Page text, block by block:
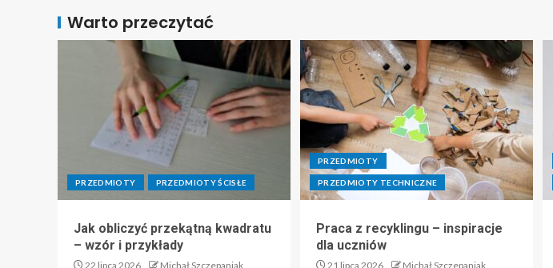
Warto przeczytać
PRZEDMIOTY PRZEDMIOTY ŚCISŁE
Jak obliczyć przekątną kwadratu
– wzór i przykłady
22 lipca 2026 Michał Szczepaniak
PRZEDMIOTY
PRZEDMIOTY TECHNICZNE
Praca z recyklingu – inspiracje
dla uczniów
21 lipca 2026 Michał Szczepaniak